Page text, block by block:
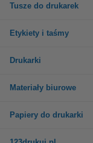
Tusze do drukarek
Etykiety i taśmy
Drukarki
Materiały biurowe
Papiery do drukarki